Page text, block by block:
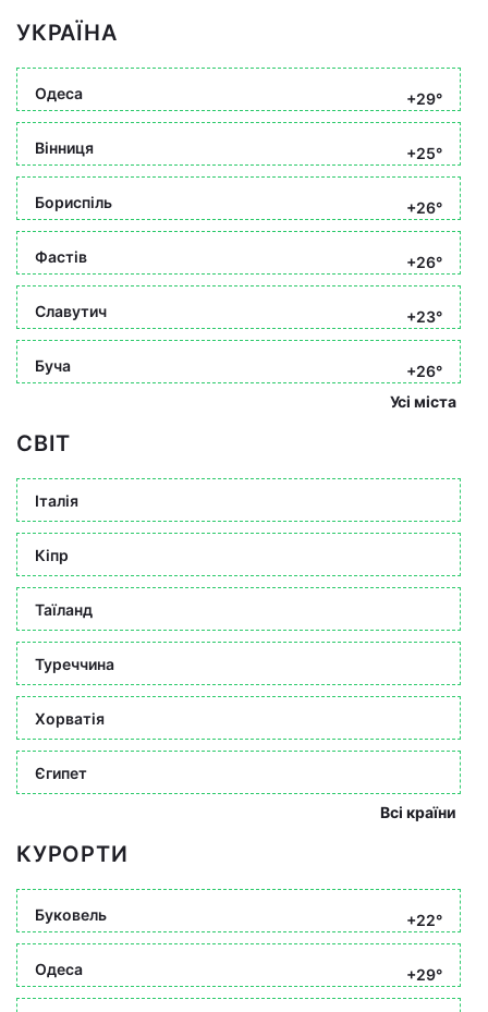
УКРАЇНА
Одеса +29°
Вінниця +25°
Бориспіль +26°
Фастів +26°
Славутич +23°
Буча
+26°
Усі міста
СВІТ
Італія
Кіпр
Таїланд
Туреччина
Хорватія
Єгипет
Всі країни
КУРОРТИ
Буковель +22°
Одеса +29°